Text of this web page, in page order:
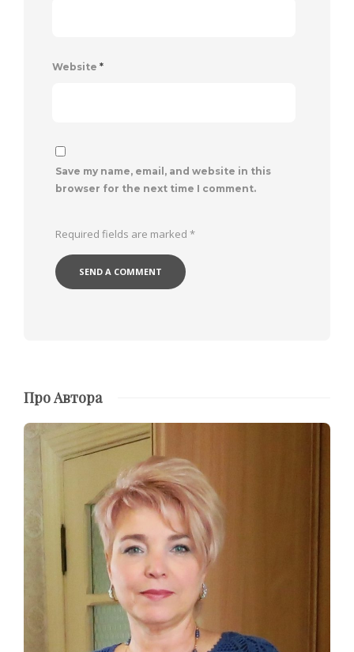
Website *
Save my name, email, and website in this
browser for the next time I comment.
Required fields are marked *
Про Автора